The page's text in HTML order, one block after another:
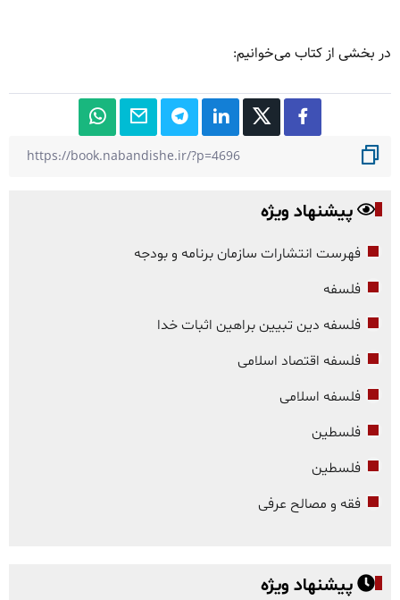
در بخشی از کتاب می‌خوانیم:
پیشنهاد ویژه
فهرست انتشارات سازمان برنامه و بودجه
فلسفه
فلسفه دین تبیین براهین اثبات خدا
فلسفه اقتصاد اسلامی
فلسفه اسلامی
فلسطین
فلسطین
فقه و مصالح عرفی
پیشنهاد ویژه